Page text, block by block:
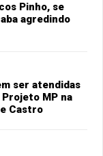
Pinho, se
agredindo
ser atendidas
MP na
Castro